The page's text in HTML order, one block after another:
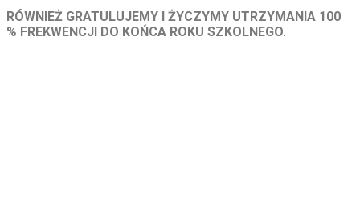
RÓWNIEŻ GRATULUJEMY I ŻYCZYMY UTRZYMANIA 100
% FREKWENCJI DO KOŃCA ROKU SZKOLNEGO.